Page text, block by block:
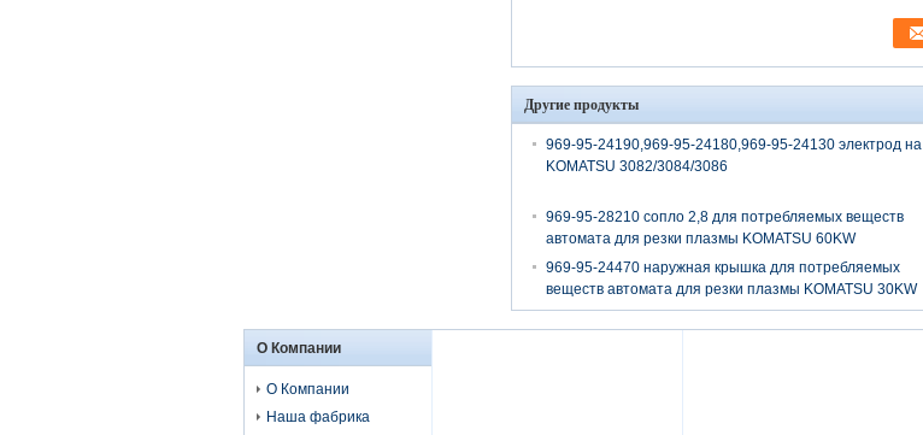
Другие продукты
969-95-24190,969-95-24180,969-95-24130 электрод на
KOMATSU 3082/3084/3086
969-95-28210 сопло 2,8 для потребляемых веществ
автомата для резки плазмы KOMATSU 60KW
969-95-24470 наружная крышка для потребляемых
веществ автомата для резки плазмы KOMATSU 30KW
О Компании
О Компании
Наша фабрика